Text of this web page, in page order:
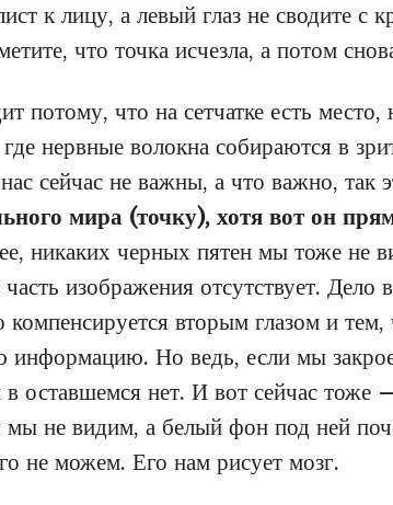
к лицу, а левый глаз не сводите с
что точка исчезла, а потом
потому, что на сетчатке есть место,
нервные волокна собираются в
сейчас не важны, а что важно, так
мира (точку), хотя вот он
никаких черных пятен мы тоже не
изображения отсутствует. Дело
вторым глазом и тем,
Но ведь, если мы
оставшемся нет. И вот сейчас тоже
мы не видим, а белый фон под ней
не можем. Его нам рисует мозг.